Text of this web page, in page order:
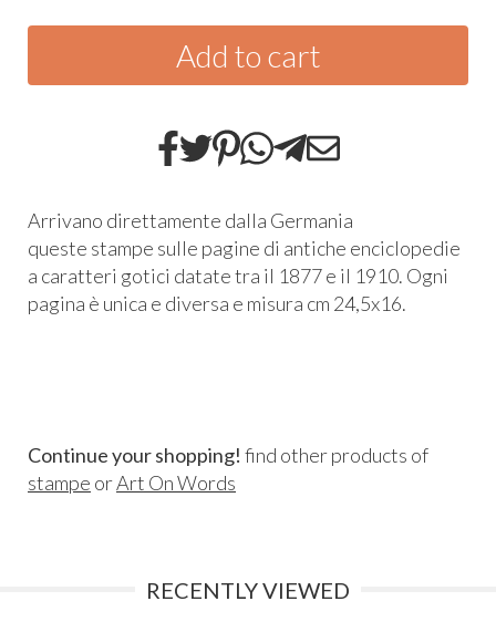
Add to cart
Arrivano direttamente dalla Germania
queste stampe sulle pagine di antiche enciclopedie
a caratteri gotici datate tra il 1877 e il 1910. Ogni
pagina è unica e diversa e misura cm 24,5x16.
Continue your shopping! find other products of
stampe orArt On Words
RECENTLY VIEWED